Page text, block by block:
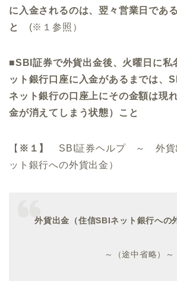
に入金されるのは、翌々営業日であ
と
(※１参照）
■SBI証券で外貨出金後、火曜日に私
ット銀行口座に入金があるまでは、
ネット銀行の口座上にその金額は現
金が消えてしまう状態）こと
【 ※１】
SBI証券ヘルプ ～ 外貨
ット銀行への外貨出金）
外貨出金（住信SBIネット銀行への
～（途中省略）～